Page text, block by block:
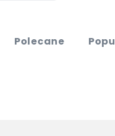
Polecane